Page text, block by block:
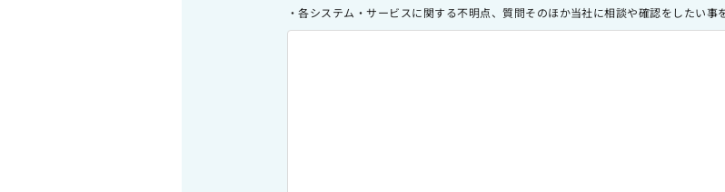
・各システム・サービスに関する不明点、質問そのほか当社に相談や確認をしたい事